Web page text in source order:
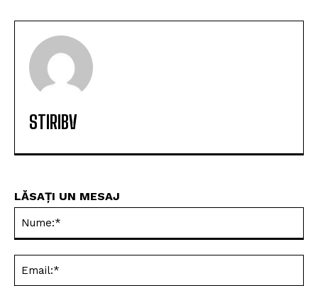
STIRIBV
LĂSAȚI UN MESAJ